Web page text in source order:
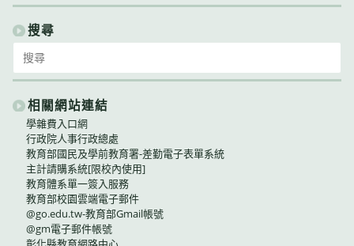
類
別 搜尋
for:
相關網站連結
學雜費入口網
行政院人事行政總處
教育部國民及學前教育署-差勤電子表單系統
主計請購系統[限校內使用]
教育體系單一簽入服務
教育部校園雲端電子郵件
@go.edu.tw-教育部Gmail帳號
@gm電子郵件帳號